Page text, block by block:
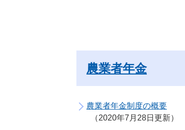
農業者年金
農業者年金制度の概要
2020年7月28日更新